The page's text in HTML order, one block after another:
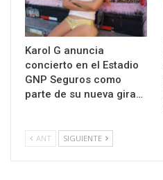
Karol G anuncia
concierto en el Estadio
GNP Seguros como
parte de su nueva gira…
ANT SIGUIENTE